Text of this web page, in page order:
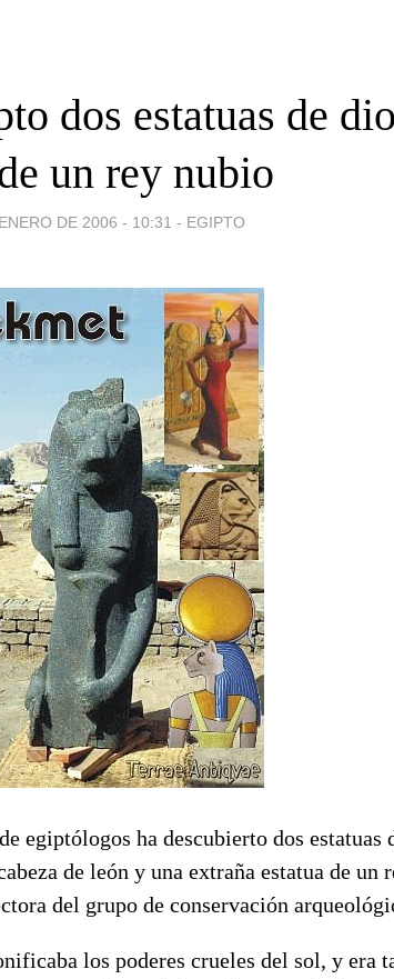
dos estatuas de
un rey nubio
DE 2006 - 10:31 - EGIPTO
egiptólogos ha descubierto dos estatuas
de león y una extraña estatua de un
del grupo de conservación
los poderes crueles del sol, y era